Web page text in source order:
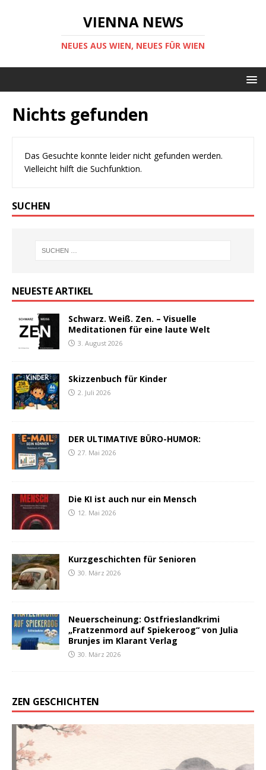
VIENNA NEWS
NEUES AUS WIEN, NEUES FÜR WIEN
Nichts gefunden
Das Gesuchte konnte leider nicht gefunden werden.
Vielleicht hilft die Suchfunktion.
SUCHEN
NEUESTE ARTIKEL
Schwarz. Weiß. Zen. – Visuelle
Meditationen für eine laute Welt
3. August 2026
Skizzenbuch für Kinder
2. Juli 2026
DER ULTIMATIVE BÜRO-HUMOR:
27. Mai 2026
Die KI ist auch nur ein Mensch
12. Mai 2026
Kurzgeschichten für Senioren
30. März 2026
Neuerscheinung: Ostfrieslandkrimi
„Fratzenmord auf Spiekeroog“ von Julia
Brunjes im Klarant Verlag
30. März 2026
ZEN GESCHICHTEN